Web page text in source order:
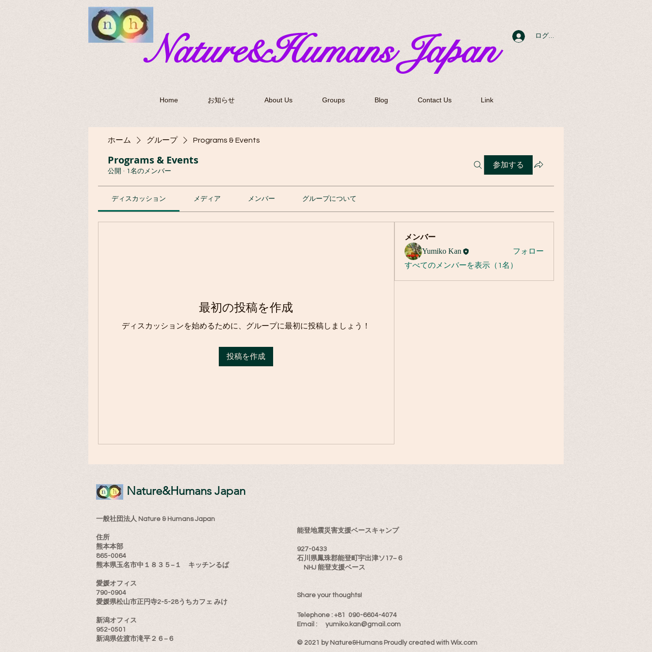
​Nature&Humans Japan ログイン
Home お知らせ About Us Groups Blog Contact Us Link
ホーム グループ Programs & Events
Programs & Events
公開 · 1名のメンバー
参加する
ディスカッション メディア メンバー グループについて
最初の投稿を作成
ディスカッションを始めるために、グループに最初に投稿しましょう！
投稿を作成
メンバー
Yumiko Kan
フォロー
すべてのメンバーを表示（1名）
​Nature&Humans Japan
一般社団法人 Nature & Humans Japan
住所
熊本本部
865-0064
熊本県玉名市中１８３５−１ キッチンるぱ
愛媛オフィス
790-0904
愛媛県松山市正円寺2-5-28うちカフェ みけ
新潟オフィス
952-0501
新潟県佐渡市滝平２６−６
能登地震災害支援ベースキャンプ
927-0433
石川県鳳珠郡能登町宇出津ソ17−６
NHJ 能登支援ベース
Share your thoughts!
​Telephone : ​+81 090-6604-4074
Email : ​ yumiko.kan@gmail.com
© 2021 by Nature&Humans Proudly created with Wix.com